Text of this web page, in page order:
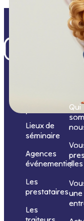
prestations
Lieux de
séminaire
Agences
événementielles
Les
prestataires
Les
Qui
?
une